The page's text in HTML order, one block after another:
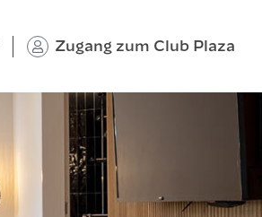
Zugang zum Club Plaza